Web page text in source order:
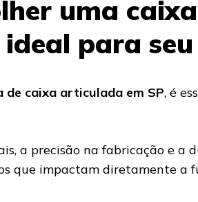
uma caixa
para
de caixa articulada em SP, é
a precisão na fabricação e a
que impactam diretamente a